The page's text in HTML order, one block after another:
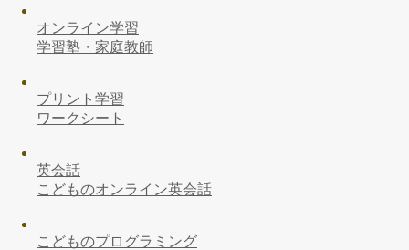
オンライン学習
学習塾・家庭教師
プリント学習
ワークシート
英会話
こどものオンライン英会話
こどものプログラミング